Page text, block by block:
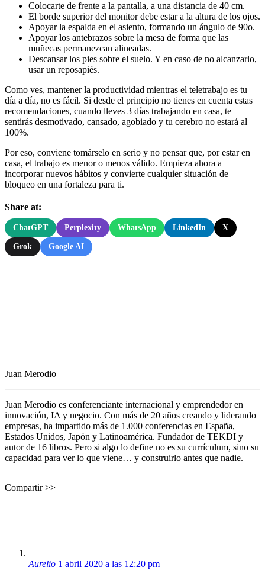
Colocarte de frente a la pantalla, a una distancia de 40 cm.
El borde superior del monitor debe estar a la altura de los ojos.
Apoyar la espalda en el asiento, formando un ángulo de 90o.
Apoyar los antebrazos sobre la mesa de forma que las
muñecas permanezcan alineadas.
Descansar los pies sobre el suelo. Y en caso de no alcanzarlo,
usar un reposapiés.
Como ves, mantener la productividad mientras el teletrabajo es tu
día a día, no es fácil. Si desde el principio no tienes en cuenta estas
recomendaciones, cuando lleves 3 días trabajando en casa, te
sentirás desmotivado, cansado, agobiado y tu cerebro no estará al
100%.
Por eso, conviene tomárselo en serio y no pensar que, por estar en
casa, el trabajo es menor o menos válido. Empieza ahora a
incorporar nuevos hábitos y convierte cualquier situación de
bloqueo en una fortaleza para ti.
Share at:
ChatGPT Perplexity WhatsApp LinkedIn X
Grok Google AI
Juan Merodio
Juan Merodio es conferenciante internacional y emprendedor en
innovación, IA y negocio. Con más de 20 años creando y liderando
empresas, ha impartido más de 1.000 conferencias en España,
Estados Unidos, Japón y Latinoamérica. Fundador de TEKDI y
autor de 16 libros. Pero si algo lo define no es su currículum, sino su
capacidad para ver lo que viene… y construirlo antes que nadie.
Compartir >>
Aurelio 1 abril 2020 a las 12:20 pm